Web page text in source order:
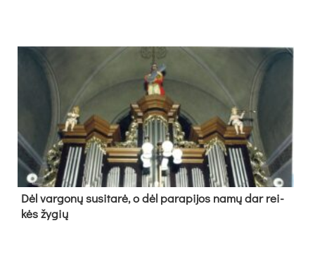
Dėl var­go­nų su­si­ta­rė, o dėl pa­ra­pi­jos na­mų dar rei­
kės žy­gių